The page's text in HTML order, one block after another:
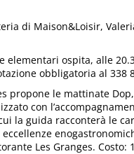
di Maison&Loisir,
elementari ospita, alle
obbligatoria al 338
propone le mattinate
con
la guida racconterà le
Les Granges. Costo: